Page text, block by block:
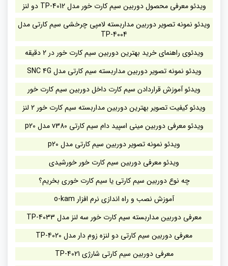
ویدئو معرفی محصول دوربین سیم کارت خور مدل TP-4012 دو لنز
ویدئو نمونه تصویر دوربین مداربسته لامپی چرخشی سیم کارتی مدل
TP-4004
ویدئوی راهنمای خرید بهترین دوربین سیم کارت خور در 2 دقیقه
ویدئو نمونه تصویر دوربین مداربسته سیم کارتی مدل SNC 4G
ویدئو آموزش قراردادن سیم کارت داخل دوربین سیم کارت خور
ویدئو کیفیت تصویر بهترین دوربین مداربسته سیم کارت خور 2 لنز
ویدئو معرفی دوربین مینی اسپید دام سیم کارتی v380 مدل p20
ویدئو نمونه تصویر دوربین سیم کارتی مدل p20
ویدئو معرفی دوربین سیم کارت خور خورشیدی
چه نوع دوربین سیم کارتی یا سیم کارت خوری بخریم؟
آموزش نصب و راه اندازی نرم افزار o-kam
معرفی دوربین مداربسته سیم کارت خور سه لنز مدل TP-4033
معرفی دوربین سیم کارتی دو لنزه زوم دار مدل TP-4020
معرفی دوربین سیم کارتی شارژی TP-4021